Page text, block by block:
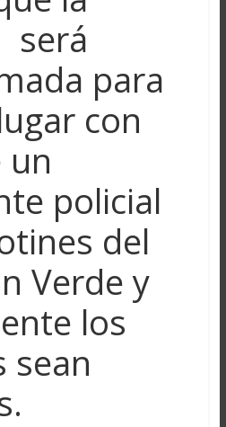
será
para
con
un
policial
del
Verde y
los
sean